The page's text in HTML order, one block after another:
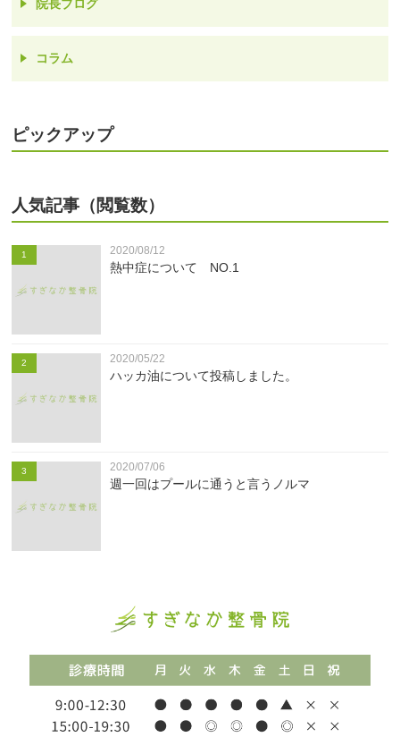
院長ブログ
コラム
ピックアップ
人気記事（閲覧数）
1 2020/08/12
熱中症について NO.1
2 2020/05/22
ハッカ油について投稿しました。
3 2020/07/06
週一回はプールに通うと言うノルマ